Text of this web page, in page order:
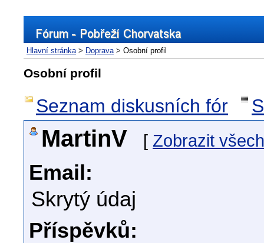
Hlavní stránka> Doprava> Osobní profil
Osobní profil
Seznam diskusních fór
MartinV [ Zobrazit
Email:
Skrytý údaj
Příspěvků: